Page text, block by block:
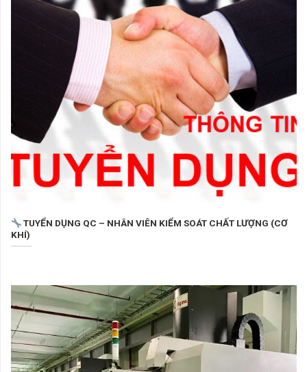
TUYỂN DỤNG QC – NHÂN VIÊN KIỂM SOÁT CHẤT LƯỢNG (CƠ
KHÍ)